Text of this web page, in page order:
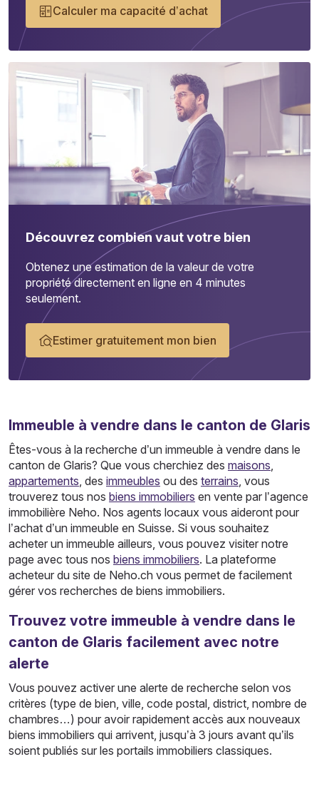
Calculer ma capacité d’achat
Découvrez combien vaut votre bien
Obtenez une estimation de la valeur de votre
propriété directement en ligne en 4 minutes
seulement.
Estimer gratuitement mon bien
Immeuble à vendre dans le canton de Glaris
Êtes-vous à la recherche d’un immeuble à vendre dans le
canton de Glaris? Que vous cherchiez des maisons,
appartements, des immeubles ou des terrains, vous
trouverez tous nos biens immobiliers en vente par l’agence
immobilière Neho. Nos agents locaux vous aideront pour
l’achat d’un immeuble en Suisse. Si vous souhaitez
acheter un immeuble ailleurs, vous pouvez visiter notre
page avec tous nos biens immobiliers. La plateforme
acheteur du site de Neho.ch vous permet de facilement
gérer vos recherches de biens immobiliers.
Trouvez votre immeuble à vendre dans le
canton de Glaris facilement avec notre
alerte
Vous pouvez activer une alerte de recherche selon vos
critères (type de bien, ville, code postal, district, nombre de
chambres…) pour avoir rapidement accès aux nouveaux
biens immobiliers qui arrivent, jusqu’à 3 jours avant qu’ils
soient publiés sur les portails immobiliers classiques.